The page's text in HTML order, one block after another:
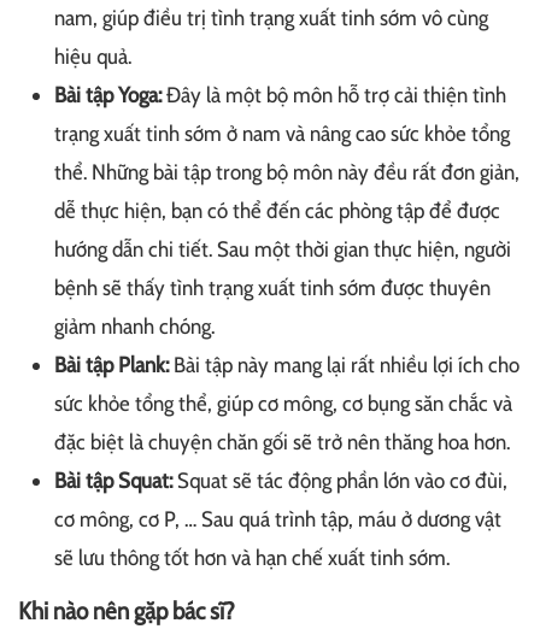
nam, giúp điều trị tình trạng xuất tinh sớm vô cùng
hiệu quả.
Bài tập Yoga:Đây là một bộ môn hỗ trợ cải thiện tình
trạng xuất tinh sớm ở nam và nâng cao sức khỏe tổng
thể. Những bài tập trong bộ môn này đều rất đơn giản,
dễ thực hiện, bạn có thể đến các phòng tập để được
hướng dẫn chi tiết. Sau một thời gian thực hiện, người
bệnh sẽ thấy tình trạng xuất tinh sớm được thuyên
giảm nhanh chóng.
Bài tập Plank:Bài tập này mang lại rất nhiều lợi ích cho
sức khỏe tổng thể, giúp cơ mông, cơ bụng săn chắc và
đặc biệt là chuyện chăn gối sẽ trở nên thăng hoa hơn.
Bài tập Squat:Squat sẽ tác động phần lớn vào cơ đùi,
cơ mông, cơ P, … Sau quá trình tập, máu ở dương vật
sẽ lưu thông tốt hơn và hạn chế xuất tinh sớm.
Khi nào nên gặp bác sĩ?